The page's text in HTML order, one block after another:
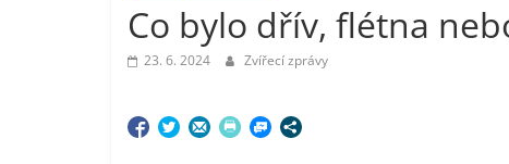
Co bylo dřív, flétna
23. 6. 2024 Zvířecí zprávy